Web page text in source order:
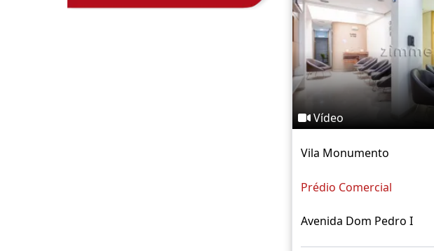
Vídeo
Vila Monumento
Prédio Comercial
Avenida Dom Pedro I